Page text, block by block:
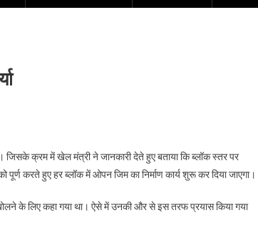
क्रम में खेल मंत्री ने जानकारी देते हुए बताया कि ब्लॉक स्तर पर
करते हुए हर ब्लॉक में ओपन जिम का निर्माण कार्य शुरू कर दिया जाएगा।
के लिए कहा गया था। ऐसे में उनकी और से इस तरफ प्रयास किया गया